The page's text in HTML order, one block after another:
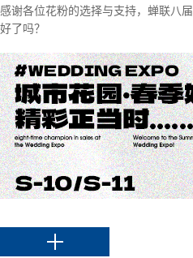
感谢各位花粉的选择与支持，蝉联八
好了吗？